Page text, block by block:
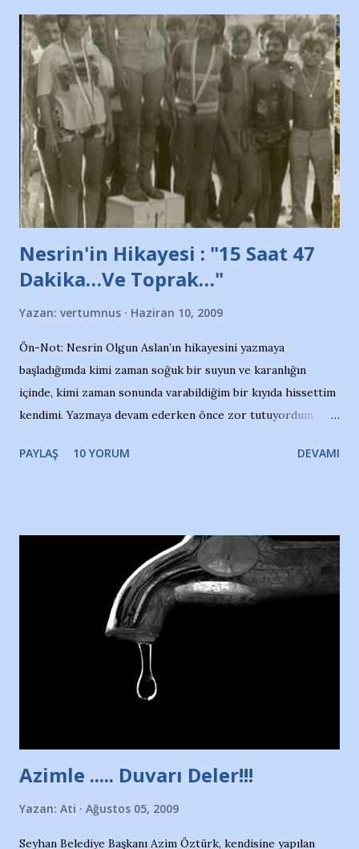
ve ürünlerini Bursa şehrinde görmek istemediklerini bir
protesto eylemiyle açıkladıklarını bildiriyordu.. Bu grup
adına açıklama yapan şahsı muhterem(!) ''Açık ve net olarak
söylüyoruz. Bu son uyarımızdır. Bunun yanısıra, bu takımlara
ait tanıtıcı ilanların asılmasına izin veren Bursa Büyükşehir
Belediyesi ile mağazaların bulunduğu alışveriş merkezlerini
de kınıyoruz'' diye de eklemiş .. Blogumuzda okuduğum bu
yazının hemen ardından bu habe...
Nesrin'in Hikayesi : "15 Saat 47
Dakika…Ve Toprak…"
Yazan: vertumnus Haziran 10, 2009
Ön-Not: Nesrin Olgun Aslan’ın hikayesini yazmaya
başladığımda kimi zaman soğuk bir suyun ve karanlığın
içinde, kimi zaman sonunda varabildiğim bir kıyıda hissettim
kendimi. Yazmaya devam ederken önce zor tutuyordum
Yazımı, ağlayarak bitirebildim ancak…Kendisinin web
Nesrin’in Hikayesi’ne başlıyorum… 1964 Adana Yüzme
havuzunun kenarında 7 yaşında kara kuru bir kız çocuğu
duruyor. Havuzun içinde Adana Demirspor Kulübü
yüzücüleri. Erkekler çoğunlukta. Küçük kız etrafına bakıyor.
Sadece 4 kız çocuğu var. Nesrin, Adana Demirspor’un 4
kızından biri oluyor o gün…Giriyor havuza. 1973 – 1975
Adana Nesrin, 16 yaşında. Yüzüyor. 7 yaşında girdiği
Türkiye 3.lüğü var. 17 yaşında mar...
PAYLAŞ 10 YORUM DEVAMI
Azimle ..... Duvarı Deler!!!
Yazan: Ati Ağustos 05, 2009
Seyhan Belediye Başkanı Azim Öztürk, kendisine yapılan